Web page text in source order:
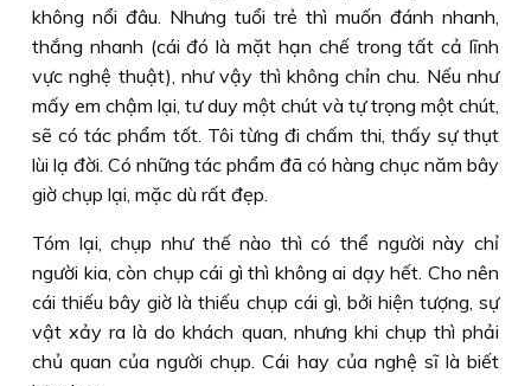
không nổi đâu. Nhưng tuổi trẻ thì muốn đánh nhanh,
thắng nhanh (cái đó là mặt hạn chế trong tất cả lĩnh
vực nghệ thuật), như vậy thì không chỉn chu. Nếu như
mấy em chậm lại, tư duy một chút và tự trọng một chút,
sẽ có tác phẩm tốt. Tôi từng đi chấm thi, thấy sự thụt
lùi lạ đời. Có những tác phẩm đã có hàng chục năm bây
giờ chụp lại, mặc dù rất đẹp.
Tóm lại, chụp như thế nào thì có thể người này chỉ
người kia, còn chụp cái gì thì không ai dạy hết. Cho nên
cái thiếu bây giờ là thiếu chụp cái gì, bởi hiện tượng, sự
vật xảy ra là do khách quan, nhưng khi chụp thì phải
chủ quan của người chụp. Cái hay của nghệ sĩ là biết